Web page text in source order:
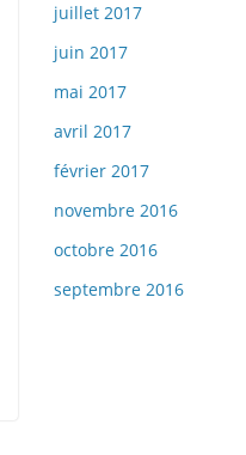
juillet 2017
juin 2017
mai 2017
avril 2017
février 2017
novembre 2016
octobre 2016
septembre 2016